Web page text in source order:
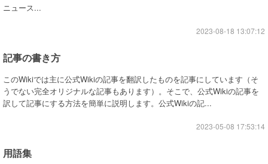
ニュース...
2023-08-18 13:07:12
記事の書き方
このWikiでは主に公式Wikiの記事を翻訳したものを記事にしています（そ
うでない完全オリジナルな記事もあります）。そこで、公式Wikiの記事を
訳して記事にする方法を簡単に説明します。公式Wikiの記...
2023-05-08 17:53:14
用語集